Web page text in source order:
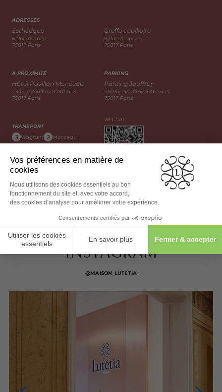
ADRESSES
Esthétique
6 Rue Ampère
75017 Paris
Greffe capillaire
9 Rue Ampère
75017 Paris
A PROXIMITÉ
Hôtel Pavillon Monceau
43 Rue Jouffroy d’Abbans
75017 Paris
PARKING
Parking Jouffroy
40 Rue Jouffroy d’Abbans
75017 Paris
TRANSPORT
3 Wagram 2 Monceau
WeChat
SUIVEZ-NOUS SUR
INSTAGRAM
@MAISON_LUTETIA